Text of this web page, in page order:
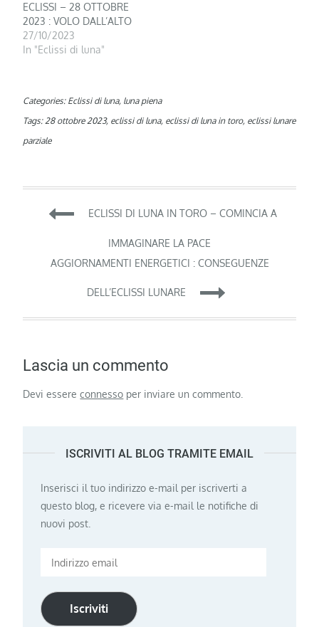
ECLISSI – 28 OTTOBRE
2023 : VOLO DALL’ALTO
27/10/2023
In "Eclissi di luna"
Categories: Eclissi di luna, luna piena
Tags:28 ottobre 2023, eclissi di luna, eclissi di luna in toro, eclissi lunare
parziale
Navigazione
articoli
ECLISSI DI LUNA IN TORO – COMINCIA A
IMMAGINARE LA PACE
AGGIORNAMENTI ENERGETICI : CONSEGUENZE
DELL’ECLISSI LUNARE
Lascia un commento
Devi essereconnesso per inviare un commento.
ISCRIVITI AL BLOG TRAMITE EMAIL
Inserisci il tuo indirizzo e-mail per iscriverti a
questo blog, e ricevere via e-mail le notifiche di
nuovi post.
Indirizzo
Iscriviti